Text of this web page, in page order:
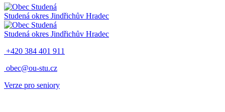
Studená okres Jindřichův Hradec
Studená okres Jindřichův Hradec
+420 384 401 911
obec@ou-stu.cz
Verze pro seniory